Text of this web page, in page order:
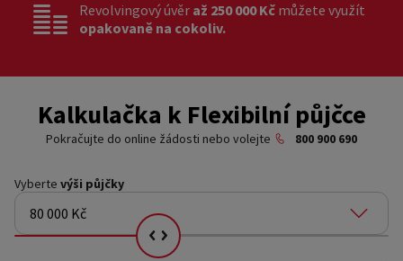
Revolvingový úvěr až 250 000 Kč můžete využít
opakovaně na cokoliv.
Kalkulačka k Flexibilní půjčce
Pokračujte do online žádosti nebo volejte 800 900 690
Vyberte výši půjčky
80 000 Kč
Vyberte kolik chcete splácet